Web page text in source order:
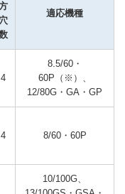
穴
適応機種
4
8.5/60・
60P（※）、
4
10/100G、